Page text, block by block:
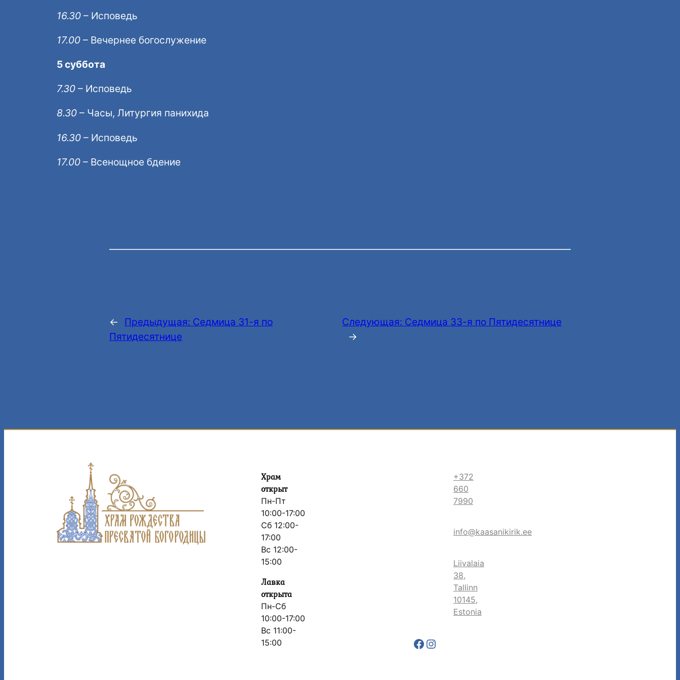
16.30 – Исповедь
17.00 – Вечернее богослужение
5 суббота
7.30 – Исповедь
8.30 – Часы, Литургия панихида
16.30 – Исповедь
17.00 – Всенощное бдение
← Предыдущая: Седмица 31-я по
Пятидесятнице
Следующая: Седмица 33-я по Пятидесятнице
→
Храм
открыт
Пн-Пт
10:00-17:00
Сб 12:00-
17:00
Вс 12:00-
15:00
Лавка
открыта
Пн-Сб
10:00-17:00
Вс 11:00-
15:00
+372
660
7990
info@kaasanikirik.ee
Liivalaia
38,
Tallinn
10145,
Estonia
Facebook
Instagram